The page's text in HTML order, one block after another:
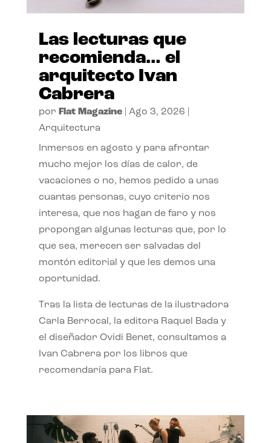
Las lecturas que
recomienda… el
arquitecto Ivan
Cabrera
por Flat Magazine| Ago 3, 2026
Arquitectura
Inmersos en agosto y para afrontar
mucho mejor los días de calor, de
vacaciones o no, hemos pedido a unas
cuantas personas, cuyo criterio nos
interesa, que nos hagan de faro y nos
propongan algunas lecturas que, por lo
que sea, merecen ser salvadas del
montón editorial y que les demos una
oportunidad.
Tras la lista de lecturas de la ilustradora
Carla Berrocal, la editora Raquel Bada y
el diseñador Ovidi Benet, consultamos a
Ivan Cabrera por los libros que
recomendaría para Flat.